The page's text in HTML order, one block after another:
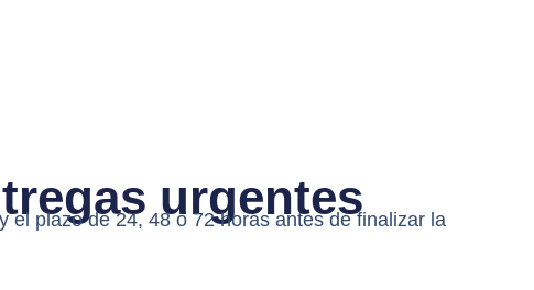
urgentes
plazo de 24, 48 o 72 horas antes de finalizar la